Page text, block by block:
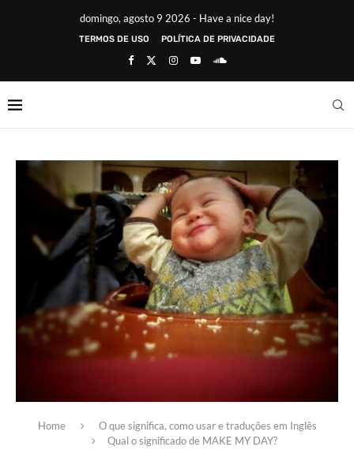
domingo, agosto 9 2026 - Have a nice day!
TERMOS DE USO POLÍTICA DE PRIVACIDADE
Home
O que significa, como usar e traduções em Inglês
Qual o significado de MAKE MY DAY?